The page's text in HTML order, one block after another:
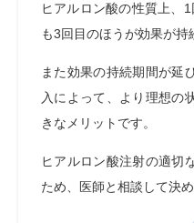
ヒアルロン酸の性質上、
も3回目のほうが効果が持
また効果の持続期間が延
入によって、より理想の
きなメリットです。
ヒアルロン酸注射の適切
ため、医師と相談して決